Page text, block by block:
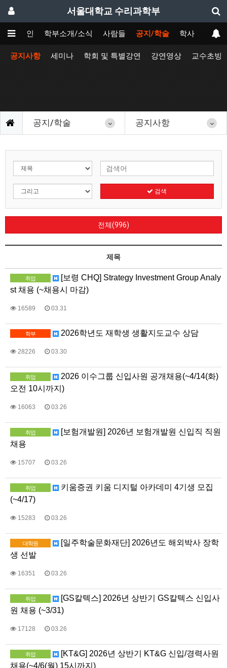
서울대학교 수리과학부
메인 학부소개/소식 사람들 공지/학술 학사
공지사항 세미나 학회 및 특별강연 강연영상 교수초빙
공지/학술 공지사항
검색
전체(996)
제목
취업
[보령 CHQ] Strategy Investment Group Analy
st 채용 (~채용시 마감)
16589 03.31
학부 2026학년도 재학생 생활지도교수 상담
28226 03.30
취업
2026 이수그룹 신입사원 공개채용(~4/14(화)
오전 10시까지)
16063 03.26
취업
[보험개발원] 2026년 보험개발원 신입직 직원
채용
15707 03.26
취업
키움증권 키움 디지털 아카데미 4기생 모집
(~4/17)
15283 03.26
대학원
[일주학술문화재단] 2026년도 해외박사 장학
생 선발
16351 03.26
취업
[GS칼텍스] 2026년 상반기 GS칼텍스 신입사
원 채용 (~3/31)
17128 03.26
취업
[KT&G] 2026년 상반기 KT&G 신입/경력사원
채용(~4/6(월) 15시까지)